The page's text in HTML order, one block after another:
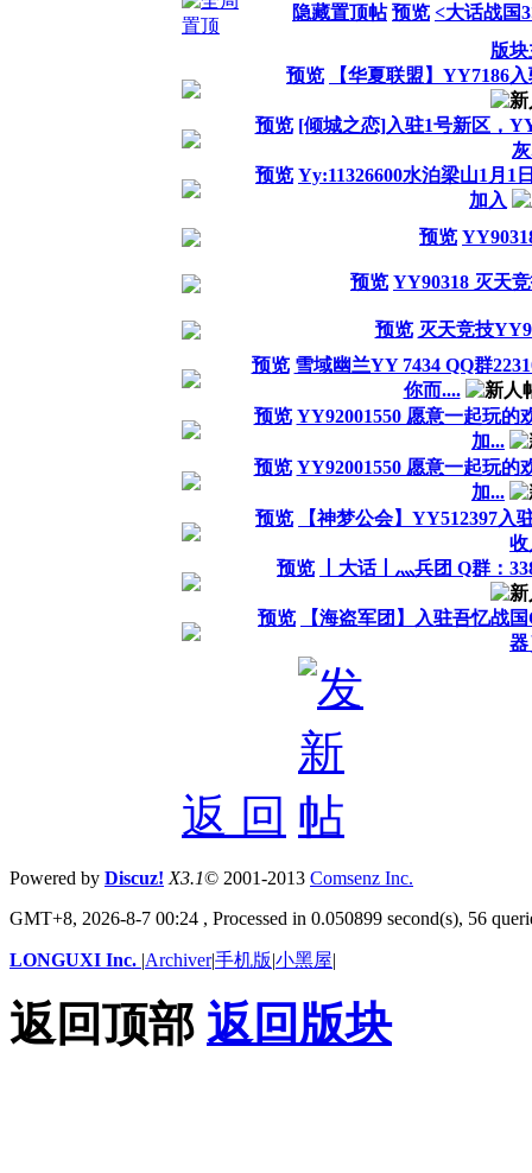
隐藏置顶帖 预览 <大话战国
版
预览
【华夏联盟】YY7186
预览 [倾城之恋]入驻1号新区，
预览 Yy:11326600水泊梁山1月1
加入
预览
预览 YY90318 灭天
预览 灭天竞技
预览 雪域幽兰YY 7434 QQ群
你而....
预览 YY92001550 愿意一起玩
加...
预览 YY92001550 愿意一起玩
加...
预览
【神梦公会】YY512397
收
预览
丨大话丨灬兵团 Q群：
预览
【海盗军团】入驻吾忆战
器
返 回
Powered by Discuz! X3.1© 2001-2013 Comsenz Inc.
GMT+8, 2026-8-7 00:24 , Processed in 0.050899 second(s), 56
LONGUXI Inc. |Archiver|手机版|小黑屋|
返回顶部 返回版块